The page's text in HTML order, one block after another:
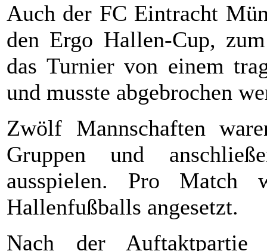
Auch der FC Eintracht
den Ergo Hallen-Cup,
das Turnier von einem
und musste abgebrochen
Zwölf Mannschaften
Gruppen und
ausspielen. Pro Match
Hallenfußballs angesetzt.
Nach der